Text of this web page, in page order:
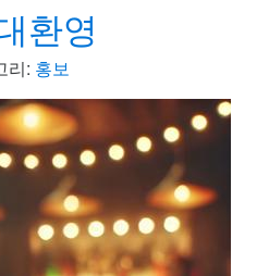
환영
리: 홍보